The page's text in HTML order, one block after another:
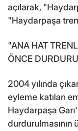
açılarak,
"Haydarpaşa
"ANA HAT
ÖNCE
2004 yılında
eyleme katılan
Haydarpaşa